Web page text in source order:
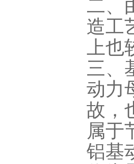
二、
造工
上
三、
动力
故，
属于
铝基